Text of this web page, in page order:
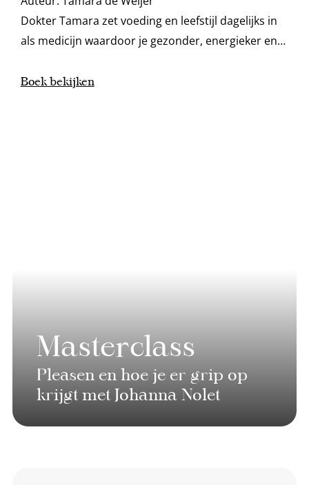
Dokter Tamara zet voeding en leefstijl dagelijks in
als medicijn waardoor je gezonder, energieker en
feel en up-to-date informatie.
Boek bekijken
Masterclass
Pleasen en hoe je er grip op
krijgt met Johanna Nolet